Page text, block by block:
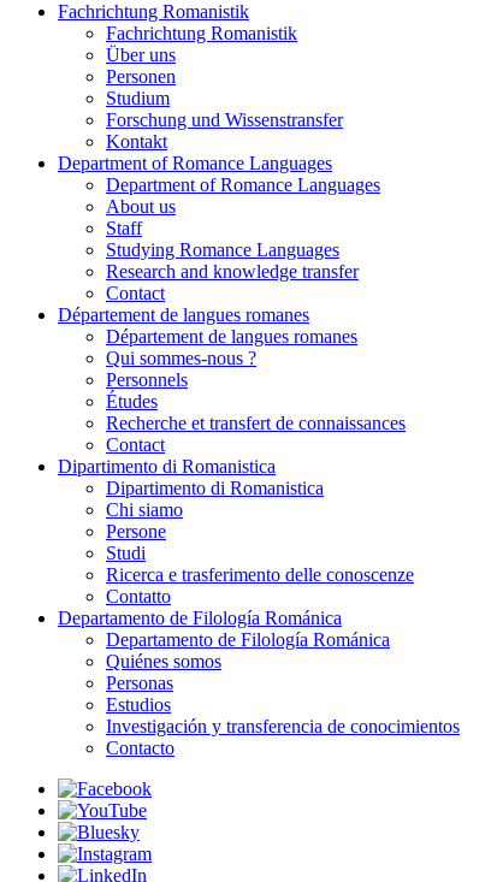
Fachrichtung Romanistik
Fachrichtung Romanistik
Über uns
Personen
Studium
Forschung und Wissenstransfer
Kontakt
Department of Romance Languages
Department of Romance Languages
About us
Staff
Studying Romance Languages
Research and knowledge transfer
Contact
Département de langues romanes
Département de langues romanes
Qui sommes-nous ?
Personnels
Études
Recherche et transfert de connaissances
Contact
Dipartimento di Romanistica
Dipartimento di Romanistica
Chi siamo
Persone
Studi
Ricerca e trasferimento delle conoscenze
Contatto
Departamento de Filología Románica
Departamento de Filología Románica
Quiénes somos
Personas
Estudios
Investigación y transferencia de conocimientos
Contacto